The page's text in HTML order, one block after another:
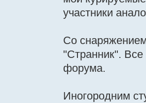
участники
Со
"Странник". Все
форума.
Иногородним